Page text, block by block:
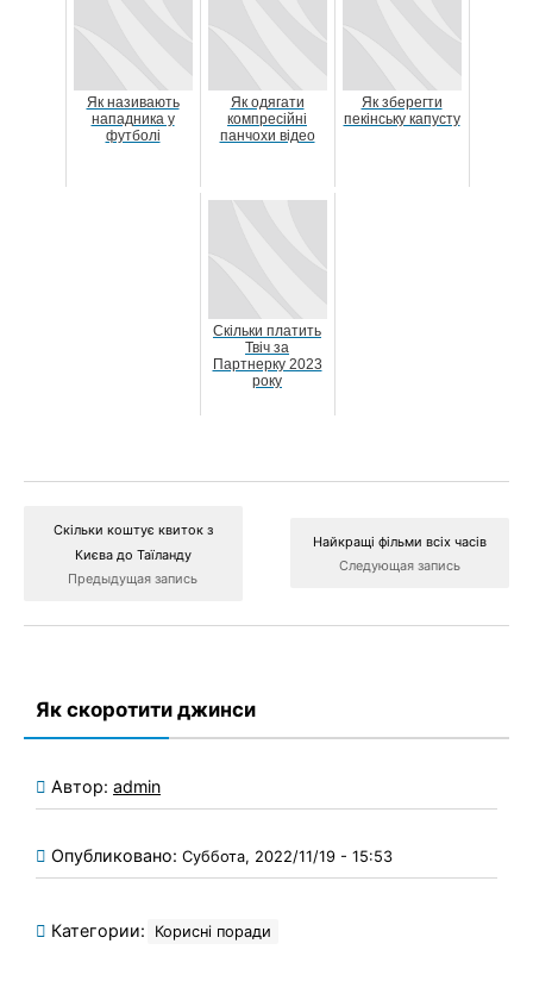
Як називають
нападника у
футболі
Як одягати
компресійні
панчохи відео
Як зберегти
пекінську капусту
Скільки платить
Твіч за
Партнерку 2023
року
Скільки коштує квиток з
Києва до Таїланду
Предыдущая запись
Найкращі фільми всіх часів
Следующая запись
Як скоротити джинси
Автор: admin
Опубликовано: Суббота, 2022/11/19 - 15:53
Категории: Корисні поради